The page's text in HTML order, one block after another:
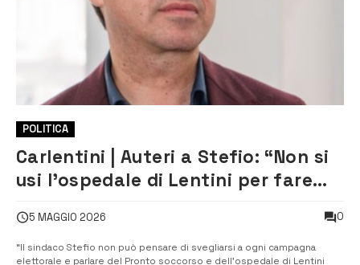
POLITICA
Carlentini | Auteri a Stefio: “Non si
usi l’ospedale di Lentini per fare
5 MAGGIO 2026 0
“Il sindaco Stefio non può pensare di svegliarsi a ogni campagna
elettorale e parlare del Pronto soccorso e dell’ospedale di Lentini